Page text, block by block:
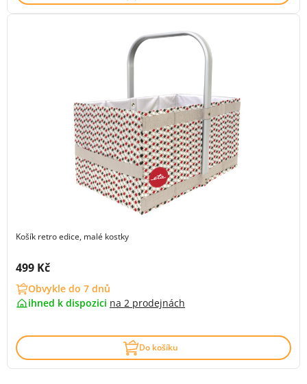
Košík retro edice, malé kostky
Cena s DPH:
499 Kč
Obvykle do 7 dnů
ihned k dispozici na 2 prodejnách
Do košíku